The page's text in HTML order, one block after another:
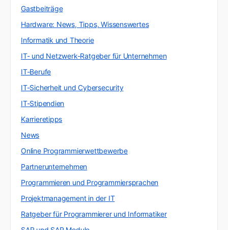
Gastbeiträge
Hardware: News, Tipps, Wissenswertes
Informatik und Theorie
IT- und Netzwerk-Ratgeber für Unternehmen
IT-Berufe
IT-Sicherheit und Cybersecurity
IT-Stipendien
Karrieretipps
News
Online Programmierwettbewerbe
Partnerunternehmen
Programmieren und Programmiersprachen
Projektmanagement in der IT
Ratgeber für Programmierer und Informatiker